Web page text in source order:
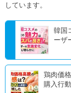
しています。
韓国
ーザ
鶏肉価
購入行